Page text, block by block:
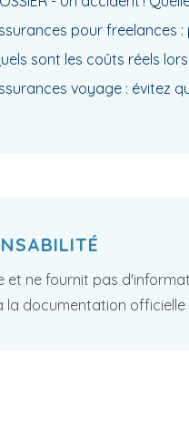
pour freelances
sont les coûts réels
voyage : évitez
ne fournit pas
la documentation